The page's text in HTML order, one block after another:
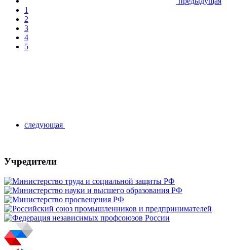
1
2
3
4
5
следующая
Учредители